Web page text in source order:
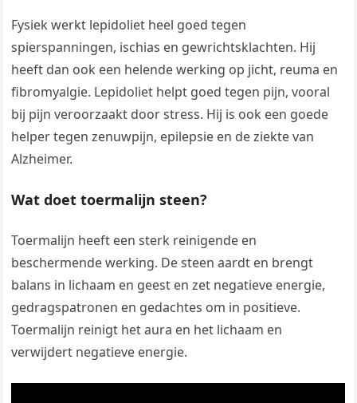
Fysiek werkt lepidoliet heel goed tegen
spierspanningen, ischias en gewrichtsklachten. Hij
heeft dan ook een helende werking op jicht, reuma en
fibromyalgie. Lepidoliet helpt goed tegen pijn, vooral
bij pijn veroorzaakt door stress. Hij is ook een goede
helper tegen zenuwpijn, epilepsie en de ziekte van
Alzheimer.
Wat doet toermalijn steen?
Toermalijn heeft een sterk reinigende en
beschermende werking. De steen aardt en brengt
balans in lichaam en geest en zet negatieve energie,
gedragspatronen en gedachtes om in positieve.
Toermalijn reinigt het aura en het lichaam en
verwijdert negatieve energie.